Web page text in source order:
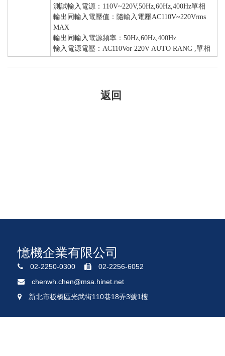
測試輸入電源：110V~220V,50Hz,60Hz,400Hz單相
輸出同輸入電壓值：隨輸入電壓AC110V~220Vrms
MAX
輸出同輸入電源頻率：50Hz,60Hz,400Hz
輸入電源電壓：AC110Vor 220V AUTO RANG ,單相
憶機企業有限公司
02-2250-0300
02-2256-6052
chenwh.chen@msa.hinet.net
新北市板橋區光武街110巷18弄3號1樓